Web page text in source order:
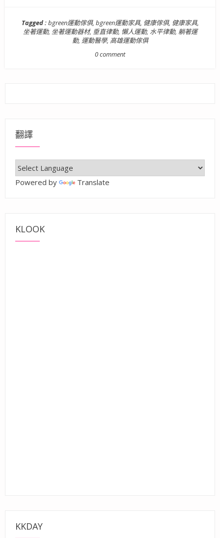
Tagged :bgreen運動傢俱, bgreen運動家具, 健康傢俱, 健康家具,
坐著運動, 坐著運動器材, 垂直律動, 懶人運動, 水平律動, 躺著運
動, 運動醫學, 高雄運動傢俱
0 comment
翻譯
Powered by Translate
KLOOK
KKDAY